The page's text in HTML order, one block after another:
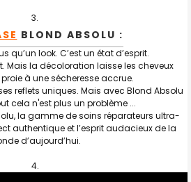
BLOND ABSOLU :
qu’un look. C’est un état d’esprit.
Mais la décoloration laisse les cheveux
à une sécheresse accrue.
reflets uniques. Mais avec Blond Absolu
cela n'est plus un problème ...
la gamme de soins réparateurs ultra-
authentique et l’esprit audacieux de la
d’aujourd’hui.